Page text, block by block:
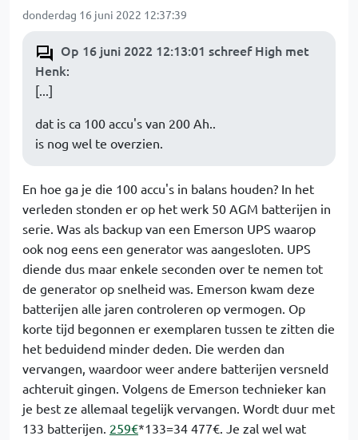
donderdag 16 juni 2022 12:37:39
Op 16 juni 2022 12:13:01 schreef High met
Henk:
[...]
dat is ca 100 accu's van 200 Ah..
is nog wel te overzien.
En hoe ga je die 100 accu's in balans houden? In het
verleden stonden er op het werk 50 AGM batterijen in
serie. Was als backup van een Emerson UPS waarop
ook nog eens een generator was aangesloten. UPS
diende dus maar enkele seconden over te nemen tot
de generator op snelheid was. Emerson kwam deze
batterijen alle jaren controleren op vermogen. Op
korte tijd begonnen er exemplaren tussen te zitten die
het beduidend minder deden. Die werden dan
vervangen, waardoor weer andere batterijen versneld
achteruit gingen. Volgens de Emerson technieker kan
je best ze allemaal tegelijk vervangen. Wordt duur met
133 batterijen. 259€*133=34 477€. Je zal wel wat